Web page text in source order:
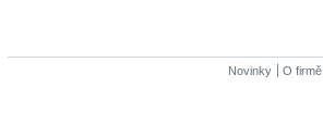
Novinky O firmě